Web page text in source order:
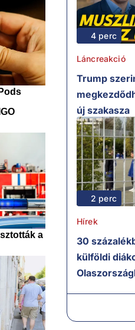
4 perc
Láncreakció
Trump
új szakasza
2 perc
Hírek
30
külföldi